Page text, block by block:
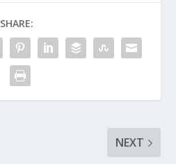
SHARE:
NEXT